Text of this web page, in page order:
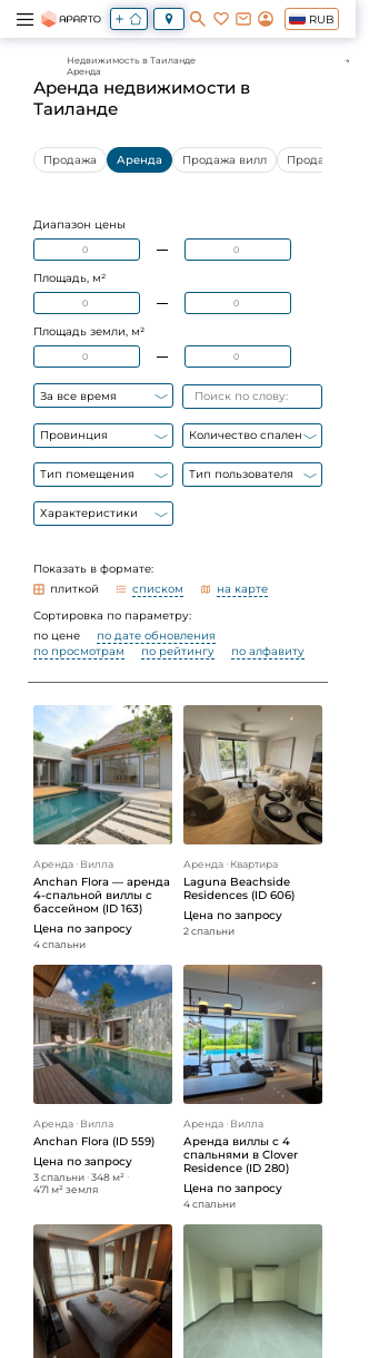
RUB
Недвижимость в Таиланде
Аренда
Аренда недвижимости в
Таиланде
Продажа Аренда Продажа вилл Продажа квартир
Диапазон цены
Площадь, м²
Площадь земли, м²
За все время
Провинция Количество спален
Тип помещения Тип пользователя
Характеристики
Показать в формате:
плиткой
списком
на карте
Сортировка по параметру:
по цене
по дате обновления
по просмотрам
по рейтингу по алфавиту
Аренда ᐧ Вилла
Anchan Flora — аренда
4-спальной виллы с
бассейном (ID 163)
Цена по запросу
4 спальни
Аренда ᐧ Квартира
Laguna Beachside
Residences (ID 606)
Цена по запросу
2 спальни
Аренда ᐧ Вилла
Anchan Flora (ID 559)
Цена по запросу
3 спальни ᐧ348 м² ᐧ
471 м² земля
Аренда ᐧ Вилла
Аренда виллы с 4
спальнями в Clover
Residence (ID 280)
Цена по запросу
4 спальни